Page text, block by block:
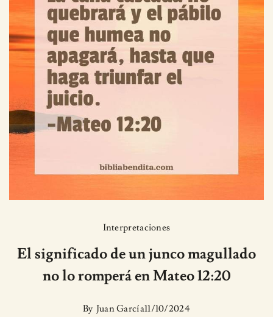
Interpretaciones
El significado de un junco magullado
no lo romperá en Mateo 12:20
By Juan García11/10/2024